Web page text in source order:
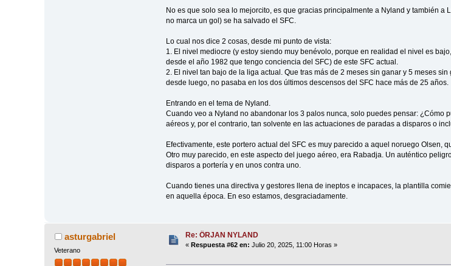
No es que solo sea lo mejorcito, es que gracias principalmente a Nyland y también a
no marca un gol) se ha salvado el SFC.
Lo cual nos dice 2 cosas, desde mi punto de vista:
1. El nivel mediocre (y estoy siendo muy benévolo, porque en realidad el nivel es
desde el año 1982 que tengo conciencia del SFC) de este SFC actual.
2. El nivel tan bajo de la liga actual. Que tras más de 2 meses sin ganar y 5 meses sin
desde luego, no pasaba en los dos últimos descensos del SFC hace más de 25 años.
Entrando en el tema de Nyland.
Cuando veo a Nyland no abandonar los 3 palos nunca, solo puedes pensar: ¿Cómo
aéreos y, por el contrario, tan solvente en las actuaciones de paradas a disparos o
Efectivamente, este portero actual del SFC es muy parecido a aquel noruego Olsen,
Otro muy parecido, en este aspecto del juego aéreo, era Rabadja. Un auténtico
disparos a portería y en unos contra uno.
Cuando tienes una directiva y gestores llena de ineptos e incapaces, la plantilla
en aquella época. En eso estamos, desgraciadamente.
asturgabriel
Veterano
Re: ÖRJAN NYLAND
« Respuesta #62 en: Julio 20, 2025, 11:00 Horas »